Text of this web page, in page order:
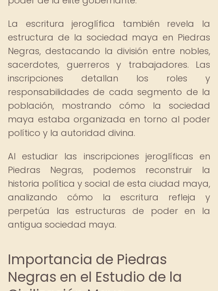
La escritura jeroglífica también revela la
estructura de la sociedad maya en Piedras
Negras, destacando la división entre nobles,
sacerdotes, guerreros y trabajadores. Las
inscripciones detallan los roles y
responsabilidades de cada segmento de la
población, mostrando cómo la sociedad
maya estaba organizada en torno al poder
político y la autoridad divina.
Al estudiar las inscripciones jeroglíficas en
Piedras Negras, podemos reconstruir la
historia política y social de esta ciudad maya,
analizando cómo la escritura refleja y
perpetúa las estructuras de poder en la
antigua sociedad maya.
Importancia de Piedras
Negras en el Estudio de la